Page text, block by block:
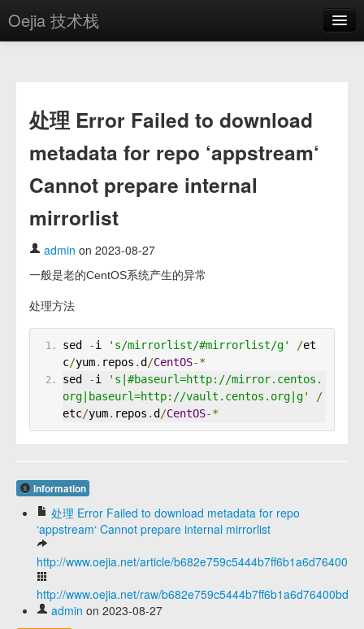
Oejia 技术栈
方案
OE学院
分享
关于
编辑器
处理 Error Failed to download
metadata for repo ‘appstream‘
Cannot prepare internal
mirrorlist
admin on 2023-08-27
一般是老的CentOS系统产生的异常
处理方法
sed -i 's/mirrorlist/#mirrorlist/g' /et
c/yum. repos .d /CentOS-*
sed
-i
's|#baseurl=http://mirror.centos.
org|baseurl=http://vault.centos.org|g'
/
etc/yum. repos .d /CentOS-*
Information
处理 Error Failed to download metadata for repo
‘appstream‘ Cannot prepare internal mirrorlist
http://www.oejia.net/article/
http://www.oejia.net/raw/b682e759c5444b7ff6b1a6d76400bd45
admin on 2023-08-27